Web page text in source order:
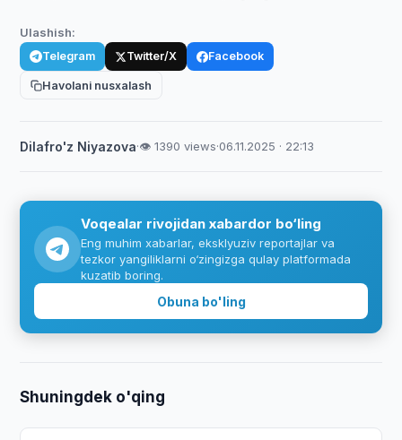
Ulashish:
Telegram Twitter/X Facebook
Havolani nusxalash
Dilafro'z Niyazova·👁 1390 views·06.11.2025 · 22:13
Voqealar rivojidan xabardor bo‘ling
Eng muhim xabarlar, eksklyuziv reportajlar va
tezkor yangiliklarni o‘zingizga qulay platformada
kuzatib boring.
Obuna bo'ling
Shuningdek o'qing